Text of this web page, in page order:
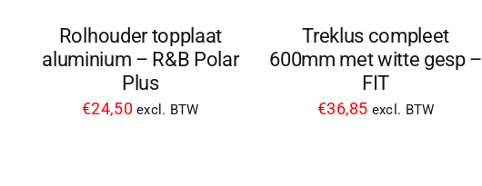
Rolhouder topplaat
aluminium – R&B Polar
Plus
€24,50 excl. BTW
Treklus compleet
600mm met witte gesp –
FIT
€36,85 excl. BTW